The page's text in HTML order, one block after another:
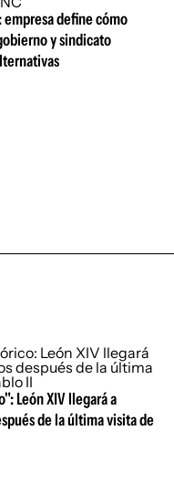
empresa define cómo
y sindicato
León XIV llegará a
de la última visita de